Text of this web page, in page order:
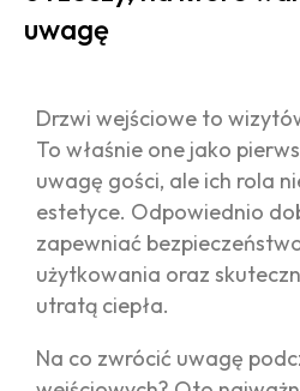
uwagę
Drzwi wejściowe to
To właśnie one jako
uwagę gości, ale ich rola
estetyce. Odpowiednio
zapewniać
użytkowania oraz
utratą ciepła.
Na co zwrócić uwagę